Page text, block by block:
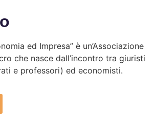
ed Impresa” è un’Associazione
che nasce dall’incontro tra giuristi
e professori) ed economisti.